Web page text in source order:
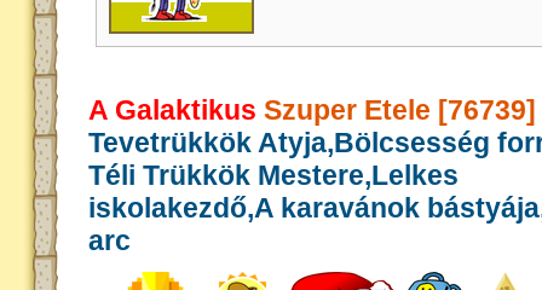
A Galaktikus Szuper Etele [76739]
Tevetrükkök Atyja,Bölcsesség
Téli Trükkök Mestere,Lelkes
iskolakezdő,A karavánok
arc